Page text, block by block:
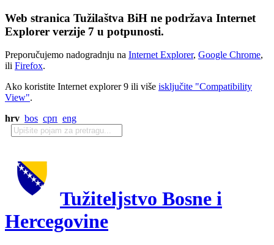
Web stranica Tužilaštva BiH ne podržava Internet
Explorer verzije 7 u potpunosti.
Preporučujemo nadogradnju na Internet Explorer, Google Chrome,
ili Firefox.
Ako koristite Internet explorer 9 ili više isključite "Compatibility
View".
hrv bos срп eng
Tužiteljstvo Bosne i
Hercegovine